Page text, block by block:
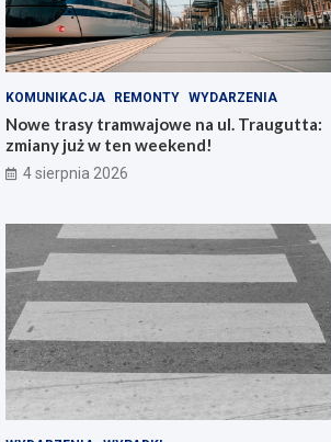
KOMUNIKACJA REMONTY WYDARZENIA
Nowe trasy tramwajowe na ul. Traugutta:
zmiany już w ten weekend!
4 sierpnia 2026